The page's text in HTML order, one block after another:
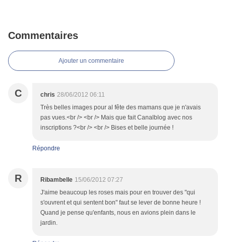
Commentaires
Ajouter un commentaire
C chris 28/06/2012 06:11
Très belles images pour al fête des mamans que je n'avais
pas vues.<br /> <br /> Mais que fait Canalblog avec nos
inscriptions ?<br /> <br /> Bises et belle journée !
Répondre
R Ribambelle 15/06/2012 07:27
J'aime beaucoup les roses mais pour en trouver des "qui
s'ouvrent et qui sentent bon" faut se lever de bonne heure !
Quand je pense qu'enfants, nous en avions plein dans le
jardin.